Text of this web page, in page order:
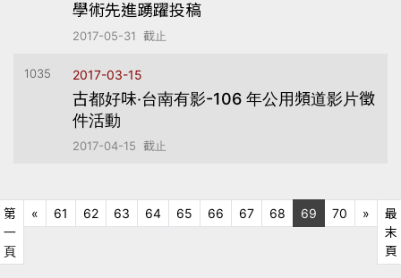
學術先進踴躍投稿
2017-05-31 截止
1035 2017-03-15
古都好味‧台南有影-106 年公用頻道影片徵
件活動
2017-04-15 截止
第
一
頁第一頁
« 上十頁
61 62 63 64 65 66 67 68 69 70 » 下十
最
末
頁